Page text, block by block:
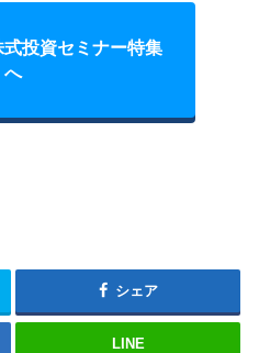
投資セミナー特集
へ
シェア
LINE